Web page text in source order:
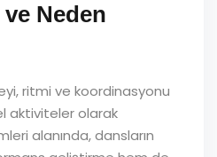
Neden
ritmi ve koordinasyonu
aktiviteler olarak
alanında, dansların